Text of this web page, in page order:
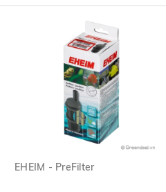
EHEIM - PreFilter